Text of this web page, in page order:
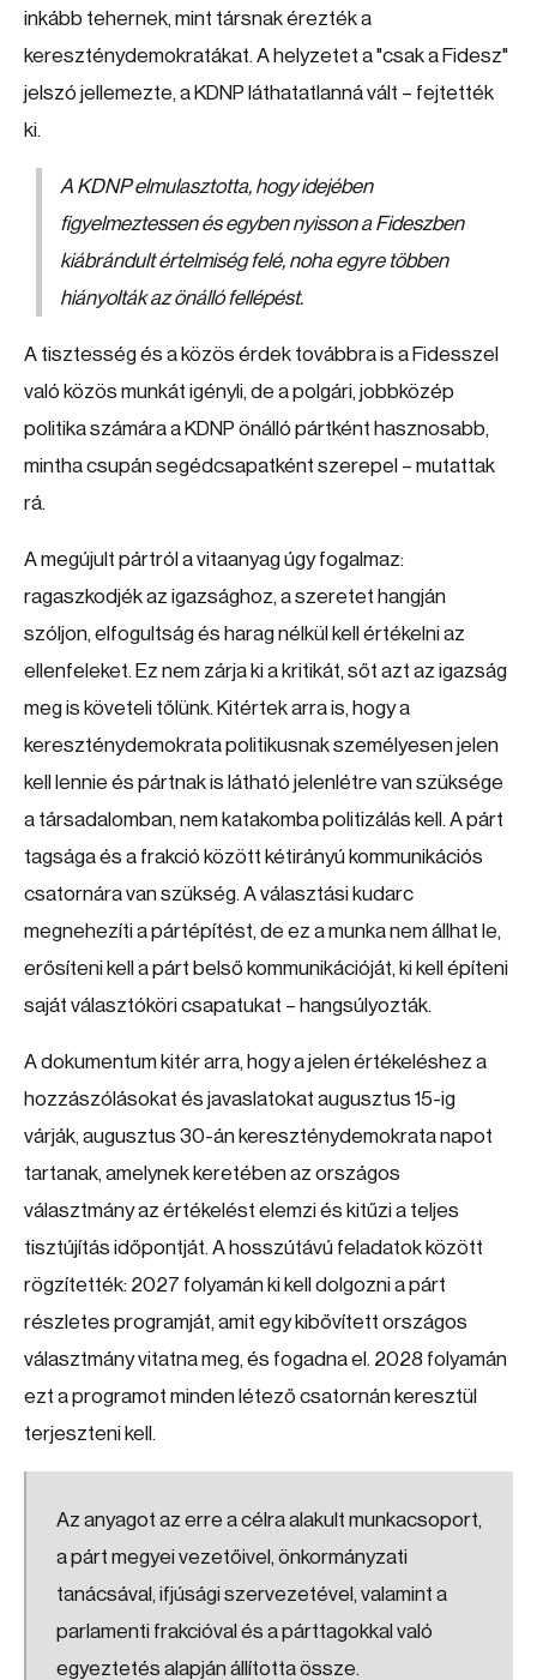
inkább tehernek, mint társnak érezték a
kereszténydemokratákat. A helyzetet a "csak a Fidesz"
jelszó jellemezte, a KDNP láthatatlanná vált – fejtették
ki.
A KDNP elmulasztotta, hogy idejében
figyelmeztessen és egyben nyisson a Fideszben
kiábrándult értelmiség felé, noha egyre többen
hiányolták az önálló fellépést.
A tisztesség és a közös érdek továbbra is a Fidesszel
való közös munkát igényli, de a polgári, jobbközép
politika számára a KDNP önálló pártként hasznosabb,
mintha csupán segédcsapatként szerepel – mutattak
rá.
A megújult pártról a vitaanyag úgy fogalmaz:
ragaszkodjék az igazsághoz, a szeretet hangján
szóljon, elfogultság és harag nélkül kell értékelni az
ellenfeleket. Ez nem zárja ki a kritikát, sőt azt az igazság
meg is követeli tőlünk. Kitértek arra is, hogy a
kereszténydemokrata politikusnak személyesen jelen
kell lennie és pártnak is látható jelenlétre van szüksége
a társadalomban, nem katakomba politizálás kell. A párt
tagsága és a frakció között kétirányú kommunikációs
csatornára van szükség. A választási kudarc
megnehezíti a pártépítést, de ez a munka nem állhat le,
erősíteni kell a párt belső kommunikációját, ki kell építeni
saját választóköri csapatukat – hangsúlyozták.
A dokumentum kitér arra, hogy a jelen értékeléshez a
hozzászólásokat és javaslatokat augusztus 15-ig
várják, augusztus 30-án kereszténydemokrata napot
tartanak, amelynek keretében az országos
választmány az értékelést elemzi és kitűzi a teljes
tisztújítás időpontját. A hosszútávú feladatok között
rögzítették: 2027 folyamán ki kell dolgozni a párt
részletes programját, amit egy kibővített országos
választmány vitatna meg, és fogadna el. 2028 folyamán
ezt a programot minden létező csatornán keresztül
terjeszteni kell.
Az anyagot az erre a célra alakult munkacsoport,
a párt megyei vezetőivel, önkormányzati
tanácsával, ifjúsági szervezetével, valamint a
parlamenti frakcióval és a párttagokkal való
egyeztetés alapján állította össze.